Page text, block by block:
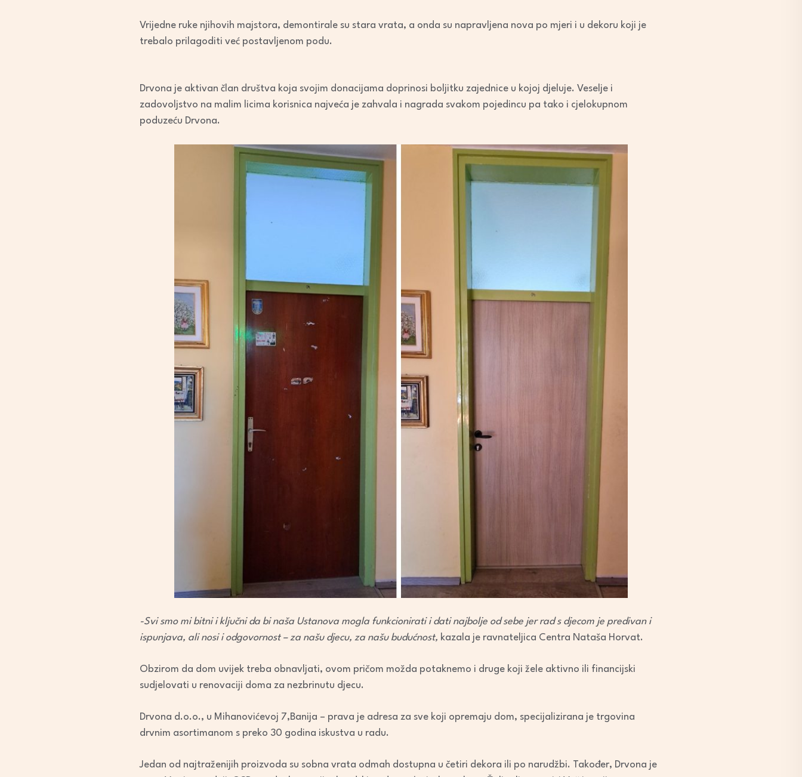
Vrijedne ruke njihovih majstora, demontirale su stara vrata, a onda su napravljena nova po mjeri i u dekoru koji je
trebalo prilagoditi već postavljenom podu.
Drvona je aktivan član društva koja svojim donacijama doprinosi boljitku zajednice u kojoj djeluje. Veselje i
zadovoljstvo na malim licima korisnica najveća je zahvala i nagrada svakom pojedincu pa tako i cjelokupnom
poduzeću Drvona.
-Svi smo mi bitni i ključni da bi naša Ustanova mogla funkcionirati i dati najbolje od sebe jer rad s djecom je predivan i
ispunjava, ali nosi i odgovornost – za našu djecu, za našu budućnost, kazala je ravnateljica Centra Nataša Horvat.
Obzirom da dom uvijek treba obnavljati, ovom pričom možda potaknemo i druge koji žele aktivno ili financijski
sudjelovati u renovaciji doma za nezbrinutu djecu.
Drvona d.o.o., u Mihanovićevoj 7,Banija – prava je adresa za sve koji opremaju dom, specijalizirana je trgovina
drvnim asortimanom s preko 30 godina iskustva u radu.
Jedan od najtraženijih proizvoda su sobna vrata odmah dostupna u četiri dekora ili po narudžbi. Također, Drvona je